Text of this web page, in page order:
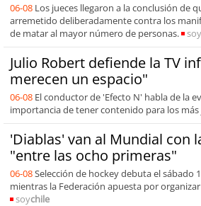
06-08 Los jueces llegaron a la conclusión de
arremetido deliberadamente contra los
de matar al mayor número de personas.
soy
Julio Robert defiende la TV
merecen un espacio"
06-08 El conductor de 'Efecto N' habla de la
importancia de tener contenido para los más
'Diablas' van al Mundial con
"entre las ocho primeras"
06-08Selección de hockey debuta el sábado
mientras la Federación apuesta por
soychile